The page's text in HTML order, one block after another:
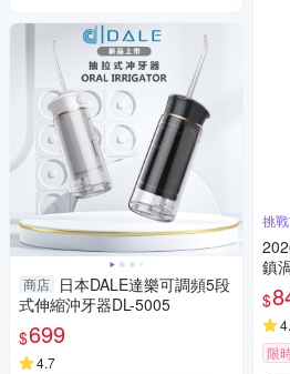
商店 日本DALE達樂可調頻5段
式伸縮沖牙器DL-5005
$699
4.7
挑
鎮
$
限